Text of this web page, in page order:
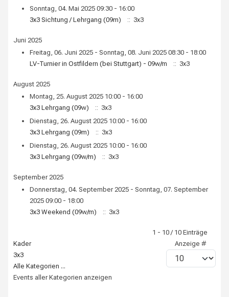
Sonntag, 04. Mai 2025 09:30 - 16:00
3x3 Sichtung / Lehrgang (09m)
:: 3x3
Juni 2025
Freitag, 06. Juni 2025 - Sonntag, 08. Juni 2025 08:30 - 18:00
LV-Turnier in Ostfildern (bei Stuttgart) - 09w/m
:: 3x3
August 2025
Montag, 25. August 2025 10:00 - 16:00
3x3 Lehrgang (09w)
:: 3x3
Dienstag, 26. August 2025 10:00 - 16:00
3x3 Lehrgang (09m)
:: 3x3
Dienstag, 26. August 2025 10:00 - 16:00
3x3 Lehrgang (09w/m)
:: 3x3
September 2025
Donnerstag, 04. September 2025 - Sonntag, 07. September
2025 09:00 - 18:00
3x3 Weekend (09w/m)
:: 3x3
1 - 10 / 10 Einträge
Anzeige #
Kader
3x3
Alle Kategorien ...
Events aller Kategorien anzeigen